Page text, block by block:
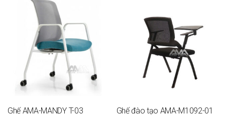
Ghế AMA-MANDY T-03 Ghế đào tạo AMA-M1092-01